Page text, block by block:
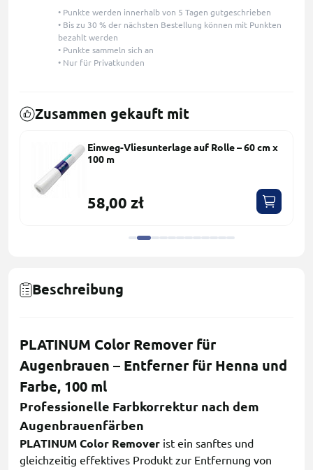
• Punkte werden innerhalb von 5 Tagen gutgeschrieben
• Bis zu 30 % der nächsten Bestellung können mit Punkten
bezahlt werden
• Punkte sammeln sich an
• Nur für Privatkunden
Zusammen gekauft mit
Einweg-Vliesunterlage auf Rolle – 60 cm x
100 m
58,00 zł
Beschreibung
PLATINUM Color Remover für
Augenbrauen – Entferner für Henna und
Farbe, 100 ml
Professionelle Farbkorrektur nach dem
Augenbrauenfärben
PLATINUM Color Remover ist ein sanftes und
gleichzeitig effektives Produkt zur Entfernung von